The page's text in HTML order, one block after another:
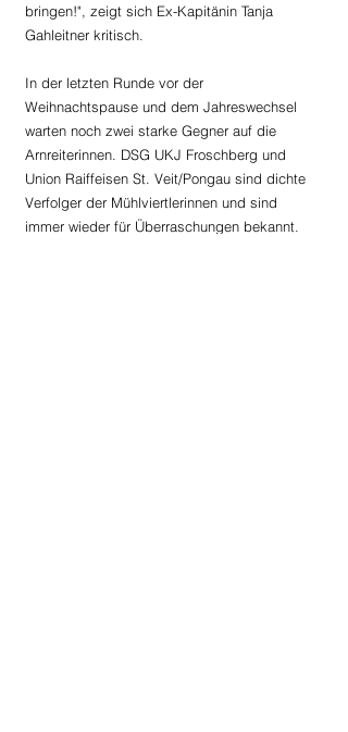
bringen!", zeigt sich Ex-Kapitänin Tanja
Gahleitner kritisch.
In der letzten Runde vor der
Weihnachtspause und dem Jahreswechsel
warten noch zwei starke Gegner auf die
Arnreiterinnen. DSG UKJ Froschberg und
Union Raiffeisen St. Veit/Pongau sind dichte
Verfolger der Mühlviertlerinnen und sind
immer wieder für Überraschungen bekannt.